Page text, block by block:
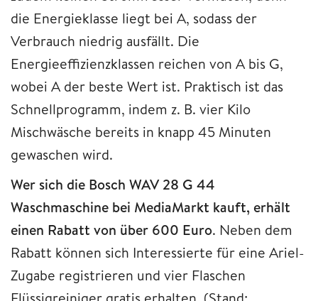
die Energieklasse liegt bei A, sodass der
Verbrauch niedrig ausfällt. Die
Energieeffizienzklassen reichen von A bis G,
wobei A der beste Wert ist. Praktisch ist das
Schnellprogramm, indem z. B. vier Kilo
Mischwäsche bereits in knapp 45 Minuten
gewaschen wird.
Wer sich die Bosch WAV 28 G 44
Waschmaschine bei MediaMarkt kauft, erhält
einen Rabatt von über 600 Euro. Neben dem
Rabatt können sich Interessierte für eine Ariel-
Zugabe registrieren und vier Flaschen